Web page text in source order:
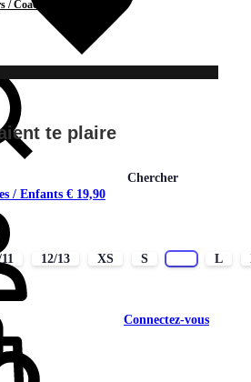
Coachs
Chercher
Connectez-vous
te plaire
/ Enfants € 19,90
12/13 XS S L